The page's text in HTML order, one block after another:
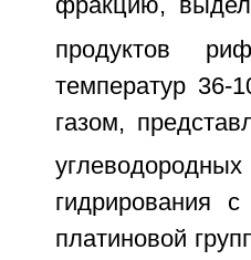
фракцию,
продуктов
температур
газом,
гидрирования
платиновой